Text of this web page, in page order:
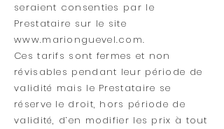
seraient consenties par le
Prestataire sur le site
www.marionguevel.com.
Ces tarifs sont fermes et non
révisables pendant leur période de
validité mais le Prestataire se
réserve le droit, hors période de
validité, d’en modifier les prix à tout